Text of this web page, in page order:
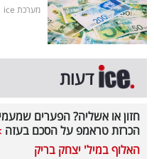
רכילות
עסקית
קריפטו
ויראלי
טלוויזיה
מערכת ice
דעות
חזון או אשליה? הפערים
הכרזת טראמפ על הסכם בעזה
האלוף במיל' יצחק בריק